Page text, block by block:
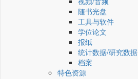
随书光盘
工具与软件
学位论文
报纸
统计数据/研究数据
档案
特色资源